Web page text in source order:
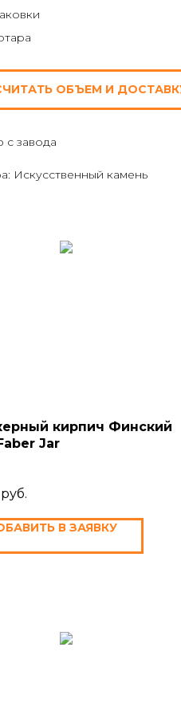
ОБЪЕМ И
с завода
Искусственный камень
кирпич Финский
Jar
руб.
В ЗАЯВКУ